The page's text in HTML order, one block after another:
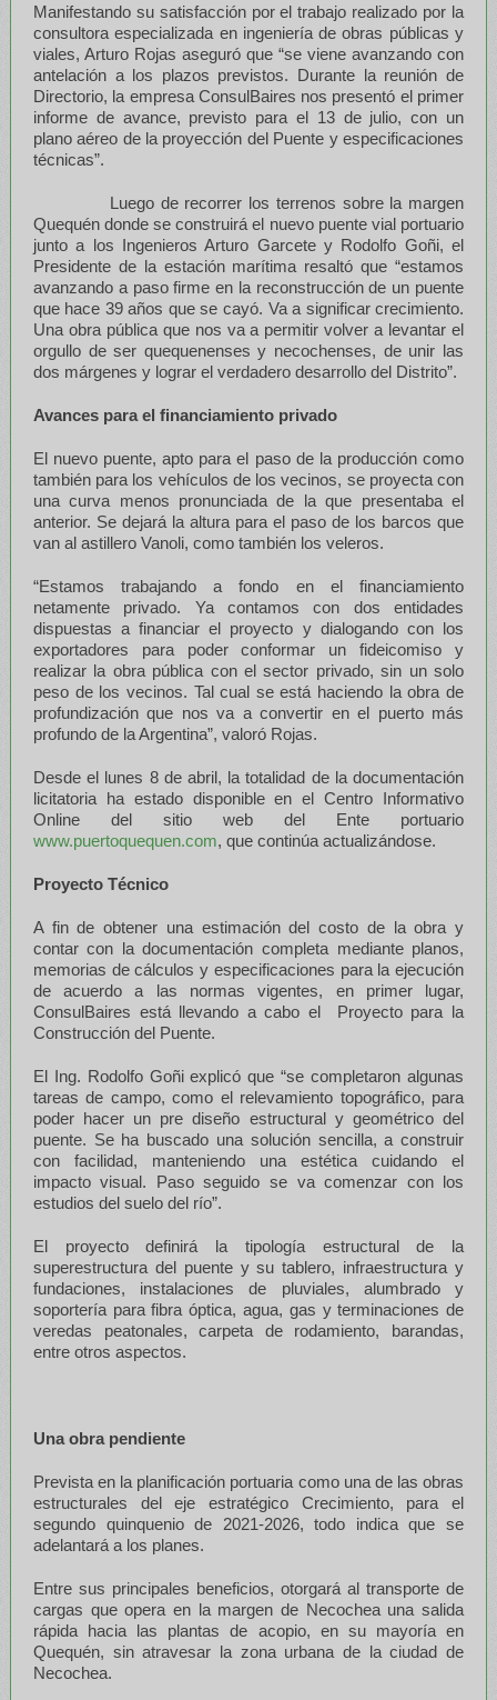
Manifestando su satisfacción por el trabajo realizado por la
consultora especializada en ingeniería de obras públicas y
viales, Arturo Rojas aseguró que “se viene avanzando con
antelación a los plazos previstos. Durante la reunión de
Directorio, la empresa ConsulBaires nos presentó el primer
informe de avance, previsto para el 13 de julio, con un
plano aéreo de la proyección del Puente y especificaciones
técnicas”.
Luego de recorrer los terrenos sobre la margen
Quequén donde se construirá el nuevo puente vial portuario
junto a los Ingenieros Arturo Garcete y Rodolfo Goñi, el
Presidente de la estación marítima resaltó que “estamos
avanzando a paso firme en la reconstrucción de un puente
que hace 39 años que se cayó. Va a significar crecimiento.
Una obra pública que nos va a permitir volver a levantar el
orgullo de ser quequenenses y necochenses, de unir las
dos márgenes y lograr el verdadero desarrollo del Distrito”.
Avances para el financiamiento privado
El nuevo puente, apto para el paso de la producción como
también para los vehículos de los vecinos, se proyecta con
una curva menos pronunciada de la que presentaba el
anterior. Se dejará la altura para el paso de los barcos que
van al astillero Vanoli, como también los veleros.
“Estamos trabajando a fondo en el financiamiento
netamente privado. Ya contamos con dos entidades
dispuestas a financiar el proyecto y dialogando con los
exportadores para poder conformar un fideicomiso y
realizar la obra pública con el sector privado, sin un solo
peso de los vecinos. Tal cual se está haciendo la obra de
profundización que nos va a convertir en el puerto más
profundo de la Argentina”, valoró Rojas.
Desde el lunes 8 de abril, la totalidad de la documentación
licitatoria ha estado disponible en el Centro Informativo
Online del sitio web del Ente portuario
www.puertoquequen.com, que continúa actualizándose.
Proyecto Técnico
A fin de obtener una estimación del costo de la obra y
contar con la documentación completa mediante planos,
memorias de cálculos y especificaciones para la ejecución
de acuerdo a las normas vigentes, en primer lugar,
ConsulBaires está llevando a cabo el Proyecto para la
Construcción del Puente.
El Ing. Rodolfo Goñi explicó que “se completaron algunas
tareas de campo, como el relevamiento topográfico, para
poder hacer un pre diseño estructural y geométrico del
puente. Se ha buscado una solución sencilla, a construir
con facilidad, manteniendo una estética cuidando el
impacto visual. Paso seguido se va comenzar con los
estudios del suelo del río”.
El proyecto definirá la tipología estructural de la
superestructura del puente y su tablero, infraestructura y
fundaciones, instalaciones de pluviales, alumbrado y
soportería para fibra óptica, agua, gas y terminaciones de
veredas peatonales, carpeta de rodamiento, barandas,
entre otros aspectos.
Una obra pendiente
Prevista en la planificación portuaria como una de las obras
estructurales del eje estratégico Crecimiento, para el
segundo quinquenio de 2021-2026, todo indica que se
adelantará a los planes.
Entre sus principales beneficios, otorgará al transporte de
cargas que opera en la margen de Necochea una salida
rápida hacia las plantas de acopio, en su mayoría en
Quequén, sin atravesar la zona urbana de la ciudad de
Necochea.